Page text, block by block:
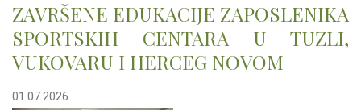
ZAVRŠENE EDUKACIJE ZAPOSLENIKA
SPORTSKIH CENTARA U TUZLI,
VUKOVARU I HERCEG NOVOM
01.07.2026